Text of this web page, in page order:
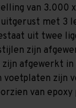
van 3.000
met 3
uit twee
zijn
zijn afgewerkt
voetplaten zijn
van